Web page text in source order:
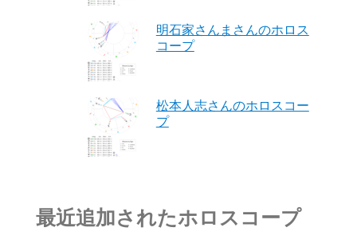
明石家さんまさんのホロス
コープ
松本人志さんのホロスコー
プ
最近追加されたホロスコープ